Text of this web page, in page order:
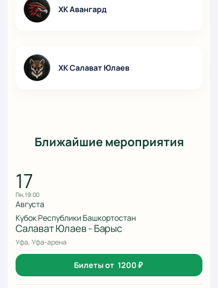
ХК Авангард
ХК Салават Юлаев
Ближайшие мероприятия
17
пн, 19:00
Августа
Кубок Республики Башкортостан
Салават Юлаев - Барыс
Уфа, Уфа-арена
Билеты от 1200₽